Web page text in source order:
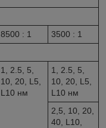
8500 : 1
3500 : 1
1, 2.5, 5,
10, 20, L5,
L10 нм
1, 2.5, 5,
10, 20, L5,
L10 нм
2,5, 10, 20,
40, L10,